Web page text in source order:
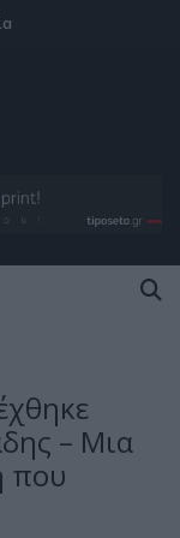
– Μια
που